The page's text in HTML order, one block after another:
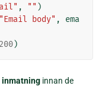
, "" )
"Email body" ,
ema
200)
inmatning innan de